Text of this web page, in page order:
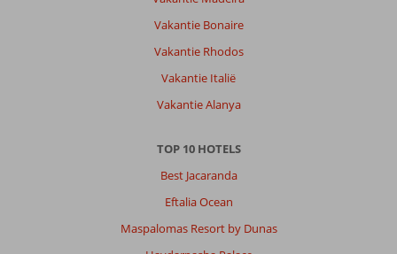
Vakantie Bonaire
Vakantie Rhodos
Vakantie Italië
Vakantie Alanya
TOP 10 HOTELS
Best Jacaranda
Eftalia Ocean
Maspalomas Resort by Dunas